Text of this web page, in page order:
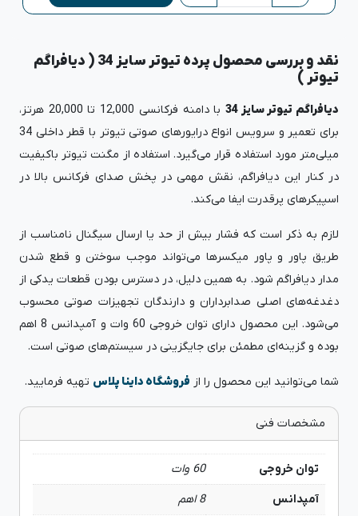
نقد و بررسی محصول پرده تیوتر سایز 34 ( دیافراگم
تیوتر )
دیافراگم تیوتر سایز 34
با دامنه فرکانسی 12,000 تا 20,000 هرتز،
برای تعمیر و سرویس انواع درایورهای صوتی تیوتر با قطر داخلی 34
میلی‌متر مورد استفاده قرار می‌گیرد. استفاده از مگنت تیوتر باکیفیت
در کنار این دیافراگم، نقش مهمی در پخش صدای فرکانس بالا در
اسپیکرهای پرقدرت ایفا می‌کند.
لازم به ذکر است که فشار بیش از حد یا ارسال سیگنال نامناسب از
طریق پاور و پاور میکسرها می‌تواند موجب سوختن و قطع شدن
مدار دیافراگم شود. به همین دلیل، در دسترس بودن قطعات یدکی از
دغدغه‌های اصلی صدابرداران و دارندگان تجهیزات صوتی محسوب
می‌شود. این محصول دارای توان خروجی 60 وات و آمپدانس 8 اهم
بوده و گزینه‌ای مطمئن برای جایگزینی در سیستم‌های صوتی است.
شما می‌توانید این محصول را از فروشگاه داینا پلاس تهیه فرمایید.
مشخصات فنی
توان خروجی
60 وات
آمپدانس
8 اهم